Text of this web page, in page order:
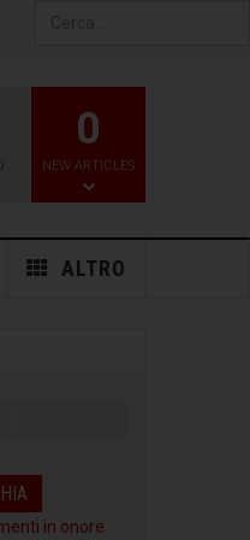
for results.
0
NEW ARTICLES
ALTRO
in onore